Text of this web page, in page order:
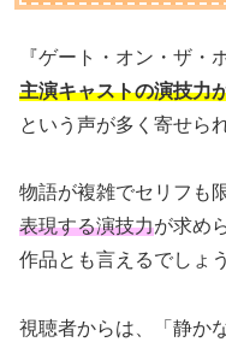
『ゲート・オン・ザ・
主演キャストの演技力
という声が多く寄せら
物語が複雑でセリフも
表現する演技力が求め
作品とも言えるでしょう
視聴者からは、「静か